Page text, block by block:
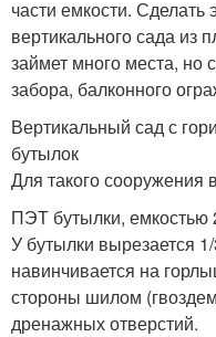
части емкости.
вертикального сада из
займет много места, но
забора, балконного
Вертикальный сад с
бутылок
Для такого сооружения
ПЭТ бутылки, емкостью
У бутылки вырезается
навинчивается на
стороны шилом
дренажных отверстий.